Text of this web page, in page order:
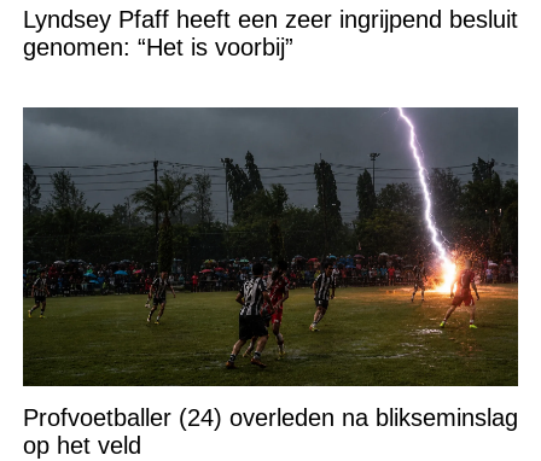
Lyndsey Pfaff heeft een zeer ingrijpend besluit
genomen: “Het is voorbij”
Profvoetballer (24) overleden na blikseminslag
op het veld